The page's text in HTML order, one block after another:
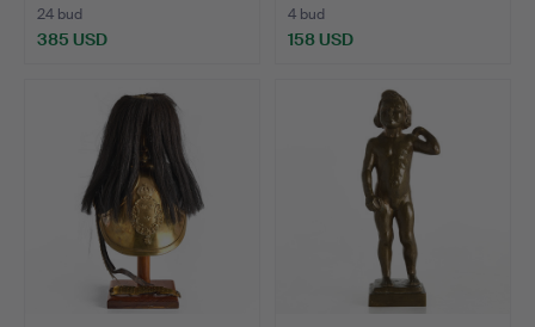
24 bud
385 USD
4 bud
158 USD